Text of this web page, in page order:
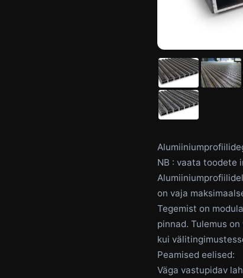
NB : vaata toodete
on vaja
Tegemist on
pinnad. Tulemus
kui
Peamised eelised:
Väga vastupidav